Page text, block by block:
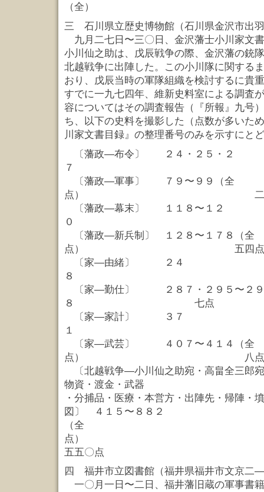
（全） 八
三 石川県立歴史博物館（石川県金沢市出
九月二七日〜三〇日、金沢藩士小川家文
小川仙之助は、戊辰戦争の際、金沢藩の銃
北越戦争に出陣した。この小川隊に関する
おり、戊辰当時の軍隊組織を検討するに貴
すでに一九七四年、維新史料室による調査
容についてはその調査報告（『所報』九号
ち、以下の史料を撮影した（点数が多いた
川家文書目録』の整理番号のみを示すにと
〔藩政—布令〕 ２４・２５・２
７ 三
〔藩政—軍事〕 ７９〜９９（全
点） 二二
〔藩政—幕末〕 １１８〜１２
０ 三
〔藩政—新兵制〕 １２８〜１７８（全
点） 五四点
〔家—由緒〕 ２４
８ 一
〔家—勤仕〕 ２８７・２９５〜２９
８ 七点
〔家—家計〕 ３７
１ 一
〔家—武芸〕 ４０７〜４１４（全
点） 八点
〔北越戦争—小川仙之助宛・高畠全三郎
物資・渡金・武器
・分捕品・医療・本営方・出陣先・帰陣・
図〕 ４１５〜８８２
（全
点
五五〇点
四 福井市立図書館（福井県福井市文京二
一〇月一日〜二日、福井藩旧蔵の軍事書